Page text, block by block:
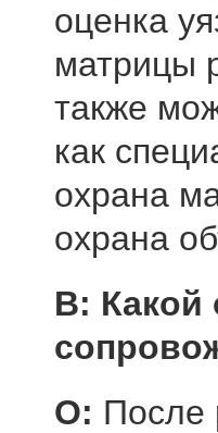
оценка
матрицы
также
как
охрана
охрана
В: Какой
О: После